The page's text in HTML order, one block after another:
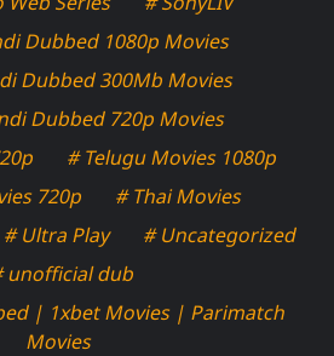
Dubbed 1080p Movies
Dubbed 300Mb Movies
Dubbed 720p Movies
# Telugu Movies 1080p
720p
# Thai Movies
# Ultra Play
# Uncategorized
unofficial dub
| 1xbet Movies | Parimatch
Movies